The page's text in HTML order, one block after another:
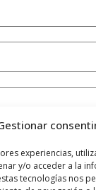
experiencias,
y/o acceder a la
tecnologías nos